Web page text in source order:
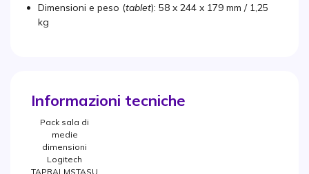
Dimensioni e peso (tablet): 58 x 244 x 179 mm / 1,25
kg
Informazioni tecniche
Pack sala di
medie
dimensioni
Logitech
TAPRALMSTASU